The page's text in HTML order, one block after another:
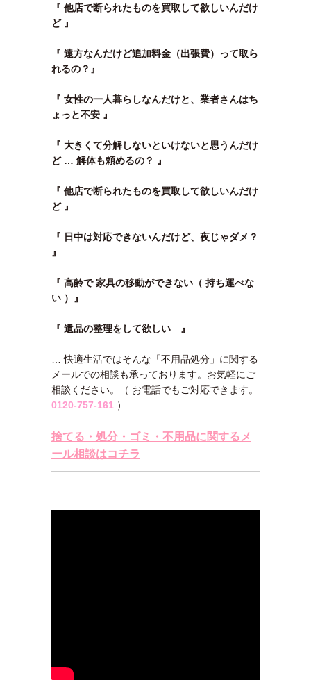
『 他店で断られたものを買取して欲しいんだけ
ど 』
『 遠方なんだけど追加料金（出張費）って取ら
れるの？』
『 女性の一人暮らしなんだけと、業者さんはち
ょっと不安 』
『 大きくて分解しないといけないと思うんだけ
ど … 解体も頼めるの？ 』
『 他店で断られたものを買取して欲しいんだけ
ど 』
『 日中は対応できないんだけど、夜じゃダメ？
』
『 高齢で 家具の移動ができない（ 持ち運べな
い ）』
『 遺品の整理をして欲しい 』
… 快適生活ではそんな「不用品処分」に関する
メールでの相談も承っております。お気軽にご
相談ください。（ お電話でもご対応できます。
0120-757-161 ）
捨てる・処分・ゴミ・不用品に関するメ
ール相談はコチラ